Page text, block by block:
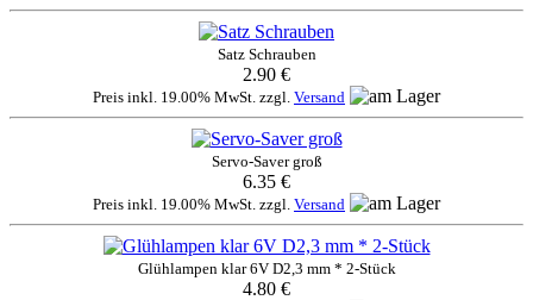
Satz Schrauben
2.90 €
Preis inkl. 19.00% MwSt. zzgl. Versand
Servo-Saver groß
6.35 €
Preis inkl. 19.00% MwSt. zzgl. Versand
Glühlampen klar 6V D2,3 mm * 2-Stück
4.80 €